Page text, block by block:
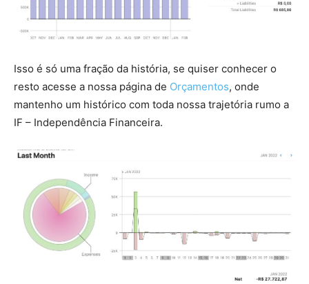
Isso é só uma fração da história, se quiser conhecer o
resto acesse a nossa página de Orçamentos, onde
mantenho um histórico com toda nossa trajetória rumo a
IF – Independência Financeira.